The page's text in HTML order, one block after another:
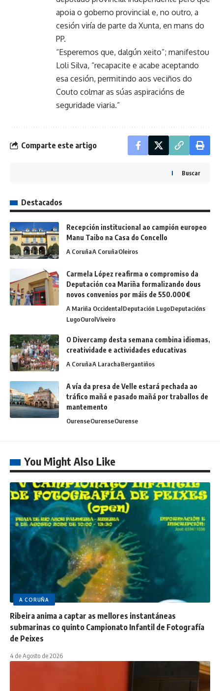
apoia o goberno provincial e, no outro, a
cesión viría de parte da Xunta, en mans do
PP.
“Esperemos que, dalgún xeito”; manifestou
Loli Silva, “recapacite e acabe aceptando
esa cesión, permitindo aos veciños do
Couto colmar as súas aspiracións de
seguridade viaria.”
Comparte este artigo
Buscar
Destacados
Recepción institucional ao campión europeo
Manu Taibo na Casa do Concello
A CoruñaA CoruñaOleiros
Carmela López reafirma o compromiso da
Deputación coa Mariña formalizando dous
novos convenios por máis de 550.000€
A Mariña OccidentalDeputación LugoDeputacións
LugoOurolViveiro
O Divercamp desta semana combina idiomas,
creatividade e actividades educativas
A CoruñaA LarachaBergantiños
A vía da presa de Velle estará pechada ao
tráfico mañá e pasado mañá por traballos de
mantemento
OurenseOurenseOurense
You Might Also Like
A CORUÑA
Ribeira anima a captar as mellores instantáneas
submarinas co quinto Campionato Infantil de Fotografía
de Peixes
4 de Agosto de 2026